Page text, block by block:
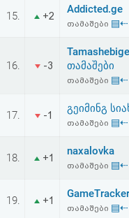
15. +2
Addicted.ge
თამაშები ▤⇠
16. -3
თამაშები
თამაშები ▤⇠
17. -1
გეიმინგ
თამაშები ▤⇠
18. +1
naxalovka
თამაშები ▤⇠
19. +1
GameTracker
თამაშები ▤⇠